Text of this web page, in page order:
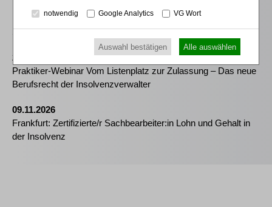
Kommunikation - essenziell für erfolgreiche
Sanierungsverfahren
25.08.2026
Praktiker-Webinar Vom Listenplatz zur Zulassung – Das neue
Berufsrecht der Insolvenzverwalter
09.11.2026
Frankfurt: Zertifizierte/r Sachbearbeiter:in Lohn und Gehalt in
der Insolvenz
notwendig Google Analytics VG Wort
Auswahl bestätigen Alle auswählen